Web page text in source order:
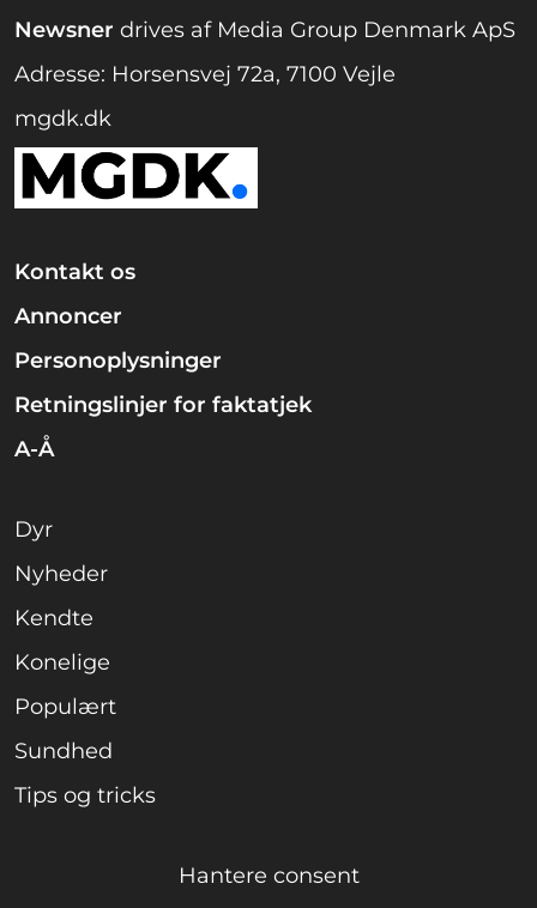
Newsner drives af Media Group Denmark ApS
Adresse: Horsensvej 72a, 7100 Vejle
mgdk.dk
Kontakt os
Annoncer
Personoplysninger
Retningslinjer for faktatjek
A-Å
Dyr
Nyheder
Kendte
Konelige
Populært
Sundhed
Tips og tricks
Hantere consent